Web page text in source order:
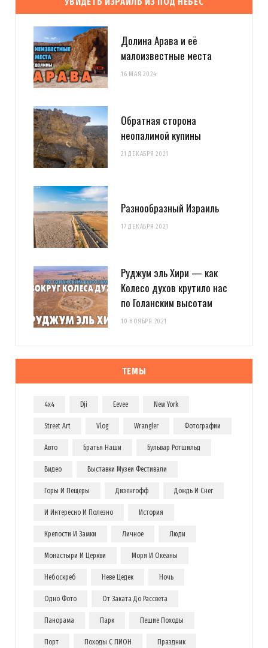
Долина Арава и её
малоизвестные места
16 МАЯ 2024
Обратная сторона
неопалимой купины
21 ДЕКАБРЯ 2021
Разнообразный Израиль
17 ДЕКАБРЯ 2021
Руджум эль Хири — как
Колесо духов крутило нас
по Голанским высотам
10 НОЯБРЯ 2021
ТЕМЫ
4x4 Dji Eevee New York
Street Art Vlog Wrangler Фотографии
Авто Братья Наши Бульвар Ротшильд
Видео Выставки Музеи Фестивали
Горы И Пещеры Дизенгофф Дождь И Снег
И Интересно И Полезно История
Крепости И Замки Личное Люди
Монастыри И Церкви Моря И Океаны
Небоскреб Неве Цедек Ночь
Одно Фото От Заката До Рассвета
Панорама Парк Пешие Походы
Порт Походы С ПИОН Праздник